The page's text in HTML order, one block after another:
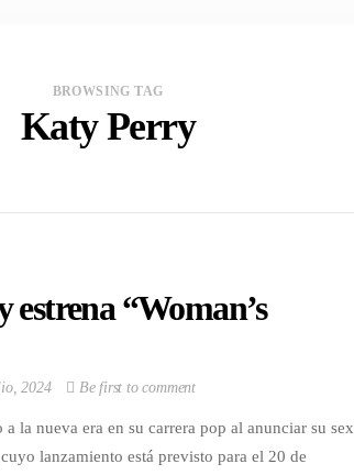
BROWSING TAG
Katy Perry
“Woman’s
2024 Be first to comment
la nueva era en su carrera pop al anunciar su
lanzamiento está previsto para el 20 de
In CORPORATIVOS
Portafolio de bebidas